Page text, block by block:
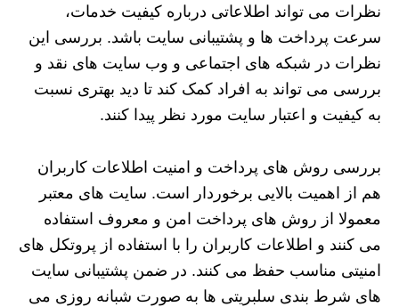
نظرات می‌ تواند اطلاعاتی درباره کیفیت خدمات،
سرعت پرداخت‌ ها و پشتیبانی سایت باشد. بررسی این
نظرات در شبکه‌ های اجتماعی و وب‌ سایت‌ های نقد و
بررسی می‌ تواند به افراد کمک کند تا دید بهتری نسبت
به کیفیت و اعتبار سایت مورد نظر پیدا کنند.
بررسی روش‌ های پرداخت و امنیت اطلاعات کاربران
هم از اهمیت بالایی برخوردار است. سایت‌ های معتبر
معمولا از روش‌ های پرداخت امن و معروف استفاده
می‌ کنند و اطلاعات کاربران را با استفاده از پروتکل‌ های
امنیتی مناسب حفظ می‌ کنند. در ضمن پشتیبانی سایت
های شرط بندی سلبریتی ها به صورت شبانه روزی می